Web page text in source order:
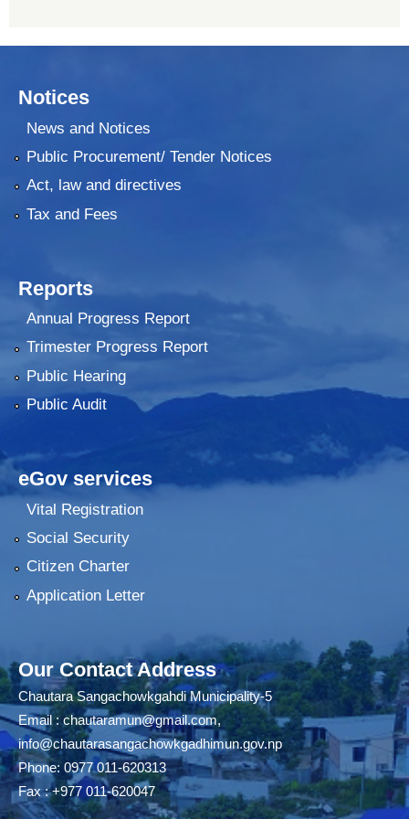
Notices
News and Notices
Public Procurement/ Tender Notices
Act, law and directives
Tax and Fees
Reports
Annual Progress Report
Trimester Progress Report
Public Hearing
Public Audit
eGov services
Vital Registration
Social Security
Citizen Charter
Application Letter
Our Contact Address
Chautara Sangachowkgahdi Municipality-5
Email :chautaramun@gmail.com,
info@chautarasangachowkgadhimun.gov.np
Phone: 0977 011-620313
Fax : +977 011-620047